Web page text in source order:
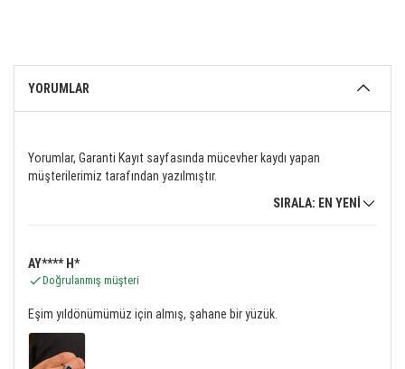
YORUMLAR
Yorumlar, Garanti Kayıt sayfasında mücevher kaydı yapan
müşterilerimiz tarafından yazılmıştır.
SIRALA: EN YENİ
AY**** H*
Doğrulanmış müşteri
Eşim yıldönümümüz için almış, şahane bir yüzük.